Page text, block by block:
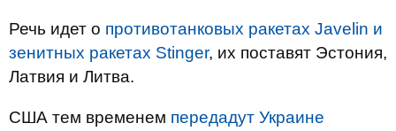
Речь идет о противотанковых ракетах Javelin и
зенитных ракетах Stinger, их поставят Эстония,
Латвия и Литва.
США тем временем передадут Украине